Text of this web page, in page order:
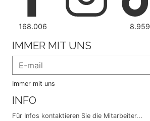
168.006 8.959
IMMER MIT UNS
Immer mit uns
INFO
Für Infos kontaktieren Sie die Mitarbeiter...